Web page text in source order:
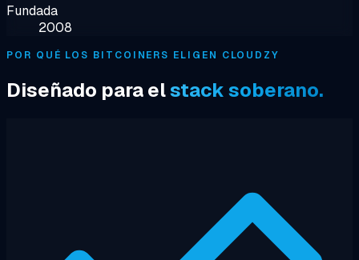
Fundada
2008
POR QUÉ LOS BITCOINERS ELIGEN CLOUDZY
Diseñado para elstack soberano.